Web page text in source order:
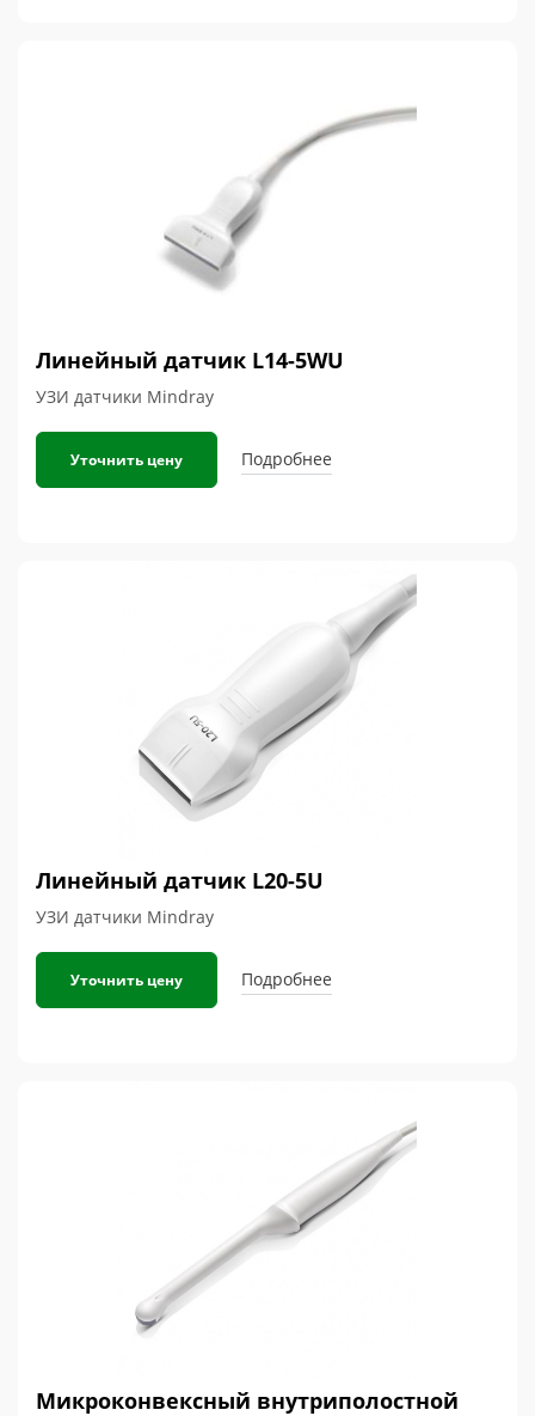
Линейный датчик L14-5WU
УЗИ датчики Mindray
Уточнить цену Подробнее
Линейный датчик L20-5U
УЗИ датчики Mindray
Уточнить цену Подробнее
Микроконвексный внутриполостной